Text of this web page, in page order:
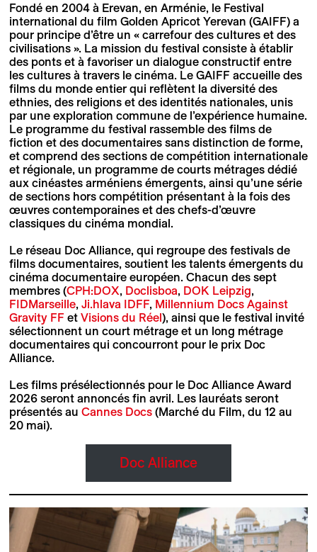
Fondé en 2004 à Erevan, en Arménie, le Festival
international du film Golden Apricot Yerevan (GAIFF) a
pour principe d’être un « carrefour des cultures et des
civilisations ». La mission du festival consiste à établir
des ponts et à favoriser un dialogue constructif entre
les cultures à travers le cinéma. Le GAIFF accueille des
films du monde entier qui reflètent la diversité des
ethnies, des religions et des identités nationales, unis
par une exploration commune de l’expérience humaine.
Le programme du festival rassemble des films de
fiction et des documentaires sans distinction de forme,
et comprend des sections de compétition internationale
et régionale, un programme de courts métrages dédié
aux cinéastes arméniens émergents, ainsi qu’une série
de sections hors compétition présentant à la fois des
œuvres contemporaines et des chefs-d’œuvre
classiques du cinéma mondial.
Le réseau Doc Alliance, qui regroupe des festivals de
films documentaires, soutient les talents émergents du
cinéma documentaire européen. Chacun des sept
membres (CPH:DOX, Doclisboa, DOK Leipzig,
FIDMarseille, Ji.hlava IDFF, Millennium Docs Against
Gravity FF et Visions du Réel), ainsi que le festival invité
sélectionnent un court métrage et un long métrage
documentaires qui concourront pour le prix Doc
Alliance.
Les films présélectionnés pour le Doc Alliance Award
2026 seront annoncés fin avril. Les lauréats seront
présentés au Cannes Docs(Marché du Film, du 12 au
20 mai).
Doc Alliance